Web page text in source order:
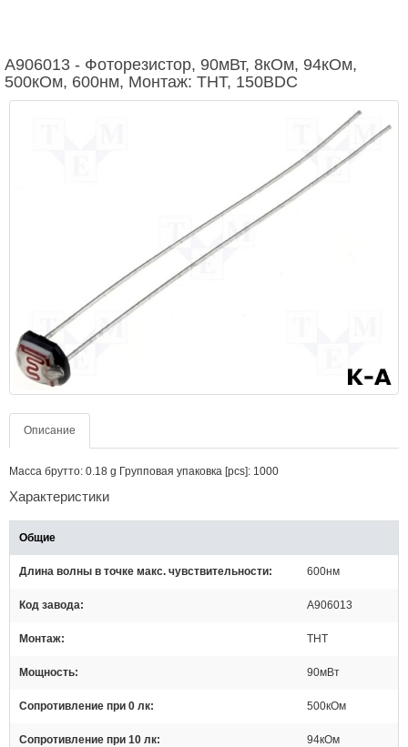
A906013 - Фоторезистор, 90мВт, 8кОм, 94кОм,
500кОм, 600нм, Монтаж: THT, 150ВDC
Описание
Масса брутто: 0.18 g Групповая упаковка [pcs]: 1000
Характеристики
Общие
Длина волны в точке макс. чувствительности 600нм
Код завода A906013
Монтаж THT
Мощность 90мВт
Сопротивление при 0 лк 500кОм
Сопротивление при 10 лк 94кОм